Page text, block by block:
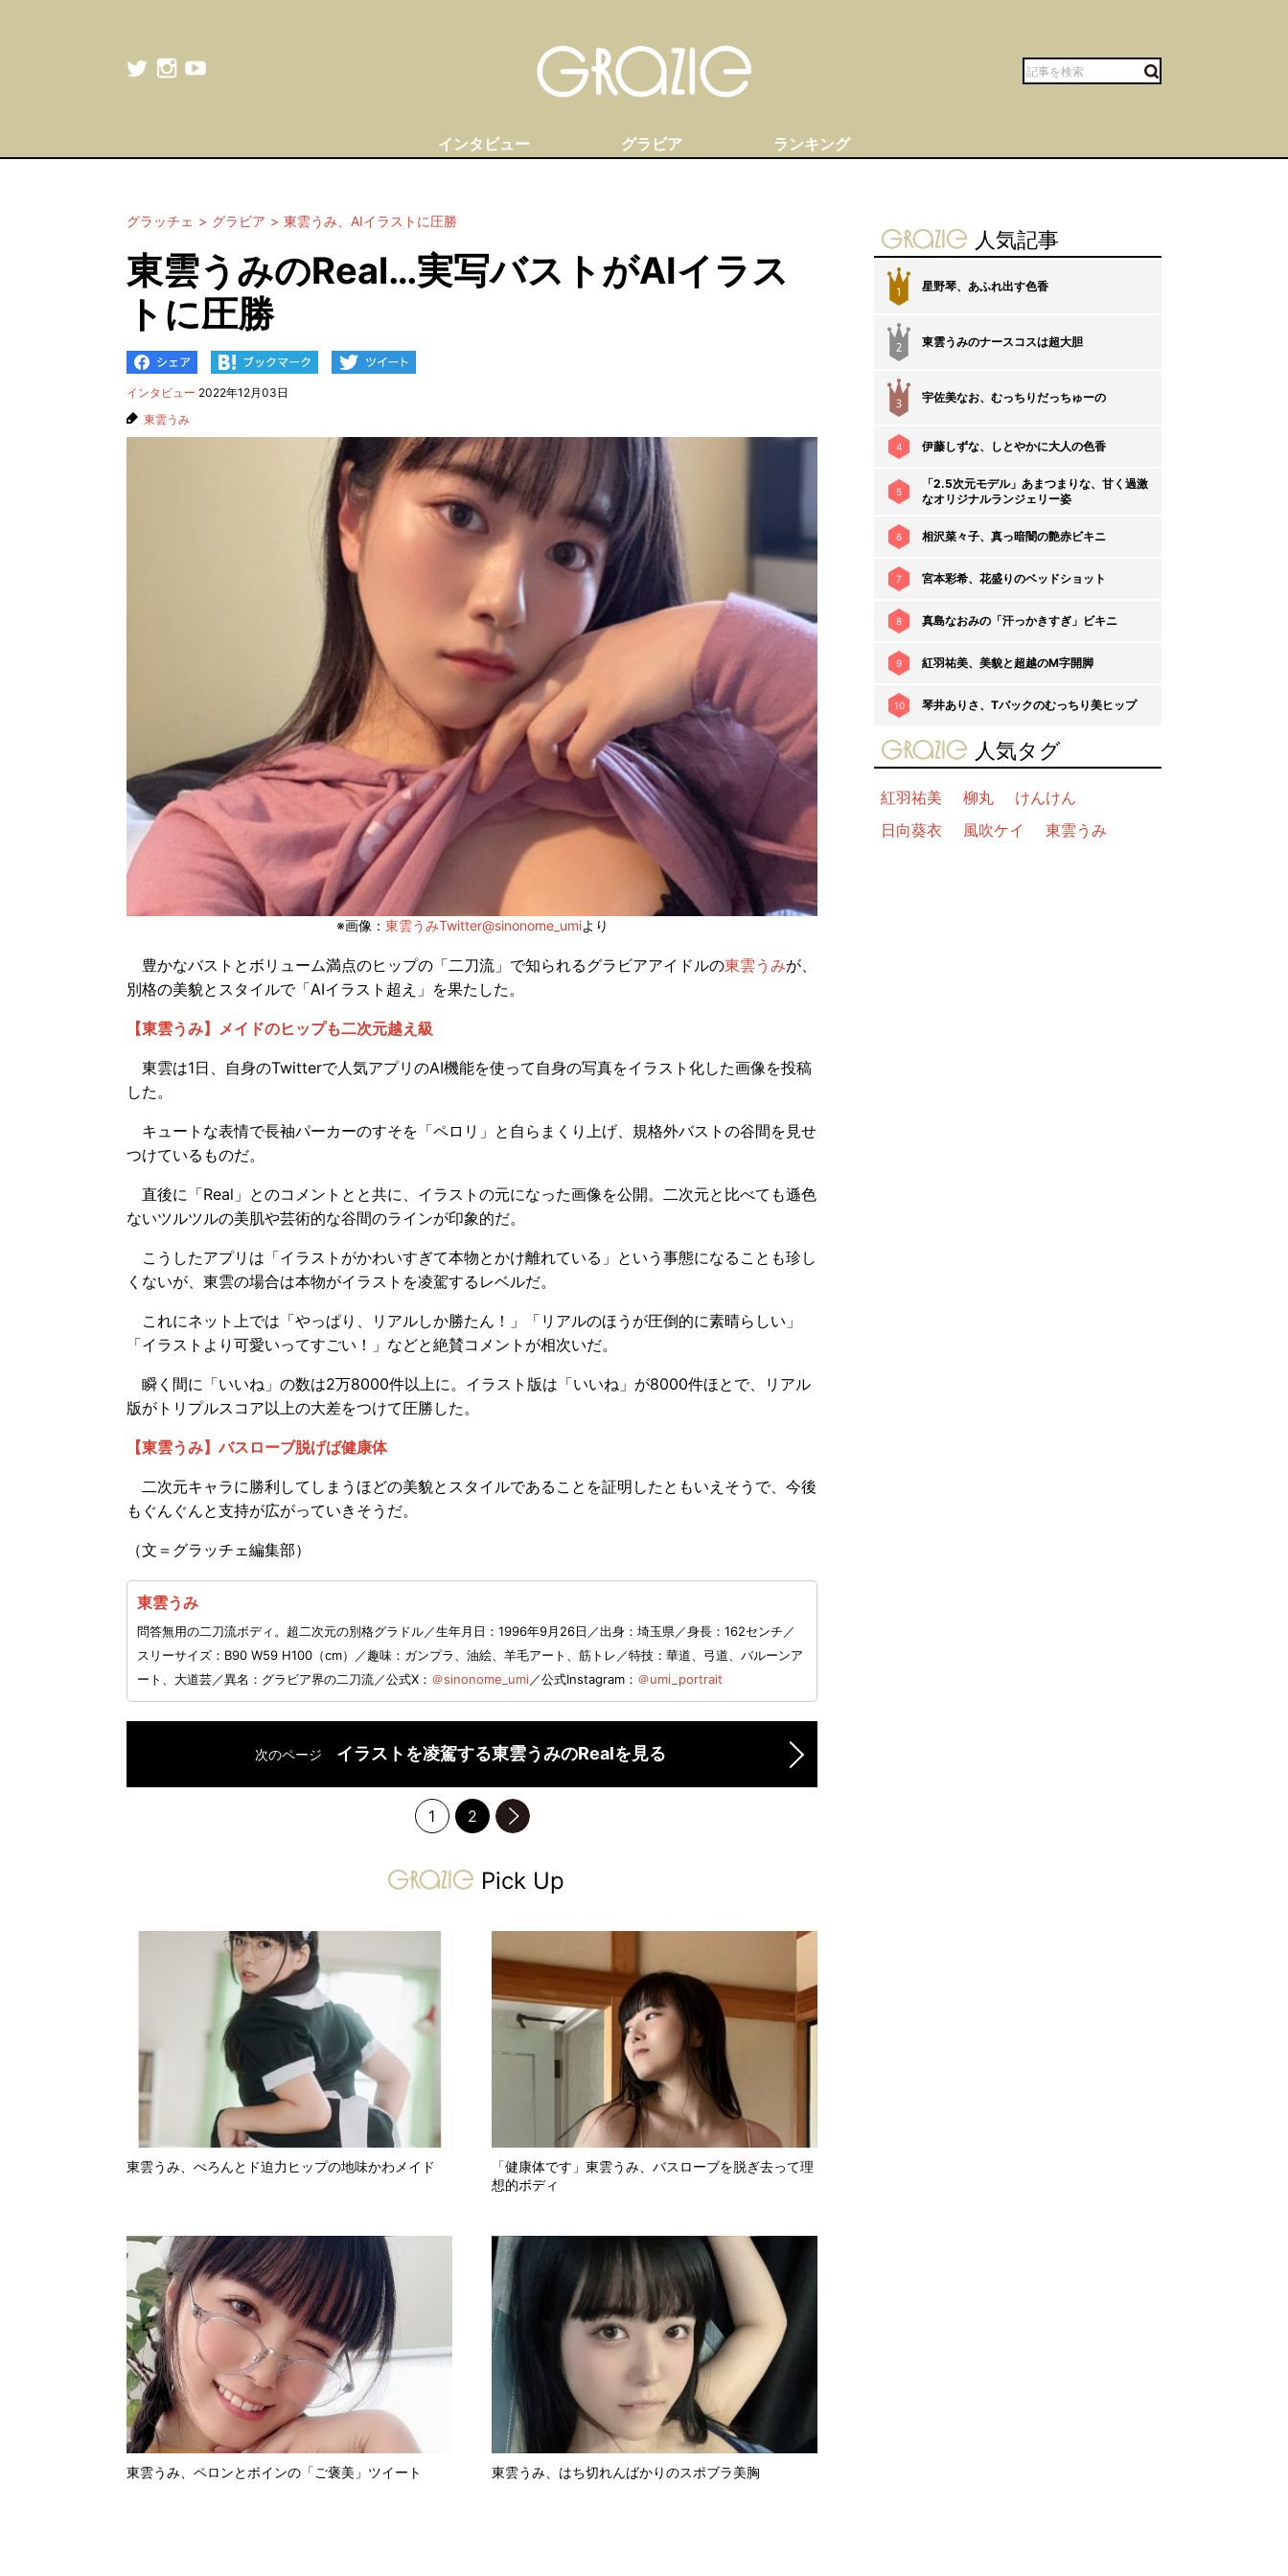
インタビュー グラビア ランキング
グラッチェ グラビア 東雲うみ、AIイラストに圧勝
東雲うみのReal…実写バストがAIイラス
トに圧勝
インタビュー 2022年12月03日
東雲うみ
※画像： 東雲うみTwitter@sinonome_umiより
豊かなバストとボリューム満点のヒップの「二刀流」で知られるグラビアアイドルの東雲うみが、
別格の美貌とスタイルで「AIイラスト超え」を果たした。
【東雲うみ】メイドのヒップも二次元越え級
東雲は1日、自身のTwitterで人気アプリのAI機能を使って自身の写真をイラスト化した画像を投稿
した。
キュートな表情で長袖パーカーのすそを「ペロリ」と自らまくり上げ、規格外バストの谷間を見せ
つけているものだ。
直後に「Real」とのコメントとと共に、イラストの元になった画像を公開。二次元と比べても遜色
ないツルツルの美肌や芸術的な谷間のラインが印象的だ。
こうしたアプリは「イラストがかわいすぎて本物とかけ離れている」という事態になることも珍し
くないが、東雲の場合は本物がイラストを凌駕するレベルだ。
これにネット上では「やっぱり、リアルしか勝たん！」「リアルのほうが圧倒的に素晴らしい」
「イラストより可愛いってすごい！」などと絶賛コメントが相次いだ。
瞬く間に「いいね」の数は2万8000件以上に。イラスト版は「いいね」が8000件ほとで、リアル
版がトリプルスコア以上の大差をつけて圧勝した。
【東雲うみ】バスローブ脱げば健康体
二次元キャラに勝利してしまうほどの美貌とスタイルであることを証明したともいえそうで、今後
もぐんぐんと支持が広がっていきそうだ。
（文＝グラッチェ編集部）
東雲うみ
問答無用の二刀流ボディ。超二次元の別格グラドル／生年月日：1996年9月26日／出身：埼玉県／​身長：162センチ／
スリーサイズ：B90 W59 H100（cm）／趣味：ガンプラ、油絵、羊毛アート、筋トレ／特技：華道、弓道、バルーンア
ート、大道芸／異名：グラビア界の二刀流／公式X： ＠sinonome_umi／公式Instagram： ＠umi_portrait
次のページ イラストを凌駕する東雲うみのRealを見る
1 2
次のページへ
gravure-grazie
Pick Up
東雲うみ、ぺろんとド迫力ヒップの地味かわメイド
「健康体です」東雲うみ、バスローブを脱ぎ去って理
想的ボディ
東雲うみ、ペロンとボインの「ご褒美」ツイート 東雲うみ、はち切れんばかりのスポブラ美胸
gravure-grazie
人気記事
1 星野琴、あふれ出す色香
東雲うみのナースコスは超大胆
宇佐美なお、むっちりだっちゅーの
4 伊藤しずな、しとやかに大人の色香
5
「2.5次元モデル」あまつまりな、甘く過激
なオリジナルランジェリー姿
6 相沢菜々子、真っ暗闇の艶赤ビキニ
7 宮本彩希、花盛りのベッドショット
8 真島なおみの「汗っかきすぎ」ビキニ
9 紅羽祐美、美貌と超越のM字開脚
10 琴井ありさ、Tバックのむっちり美ヒップ
gravure-grazie
人気タグ
紅羽祐美 柳丸
けんけん
日向葵衣
風吹ケイ 東雲うみ